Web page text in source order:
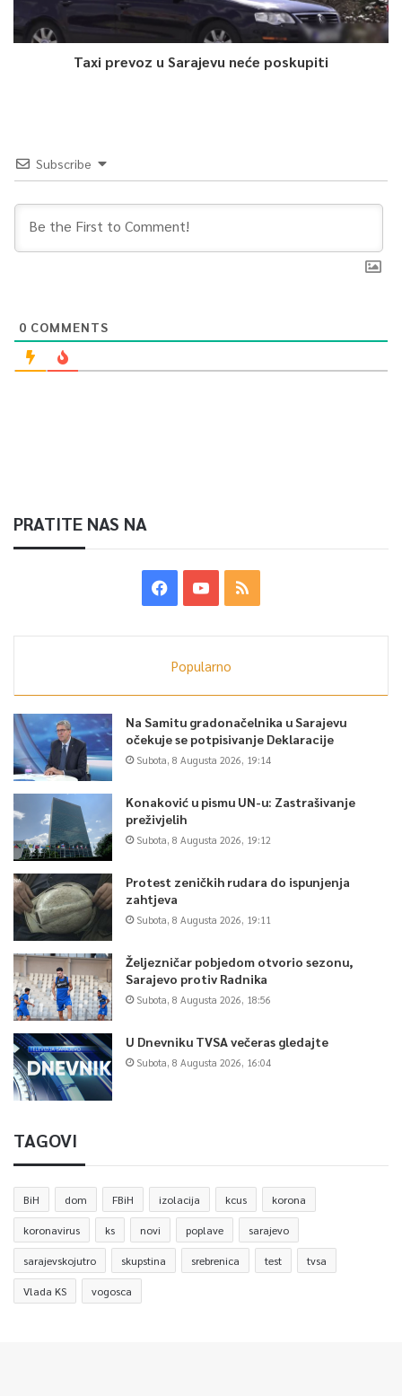
Taxi prevoz u Sarajevu neće poskupiti
Subscribe
0 COMMENTS
PRATITE NAS NA
Popularno
Na Samitu gradonačelnika u Sarajevu
očekuje se potpisivanje Deklaracije
Subota, 8 Augusta 2026, 19:14
Konaković u pismu UN-u: Zastrašivanje
preživjelih
Subota, 8 Augusta 2026, 19:12
Protest zeničkih rudara do ispunjenja
zahtjeva
Subota, 8 Augusta 2026, 19:11
Željezničar pobjedom otvorio sezonu,
Sarajevo protiv Radnika
Subota, 8 Augusta 2026, 18:56
U Dnevniku TVSA večeras gledajte
Subota, 8 Augusta 2026, 16:04
TAGOVI
BiH dom FBiH izolacija kcus korona
koronavirus ks novi poplave sarajevo
sarajevskojutro skupstina srebrenica test tvsa
Vlada KS vogosca